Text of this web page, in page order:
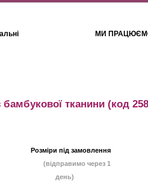
МИ
бамбукової тканини (код
Розміри під замовлення
(відправимо через 1
день)